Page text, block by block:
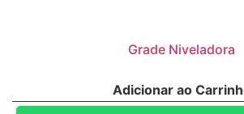
Grade Niveladora
Adicionar ao